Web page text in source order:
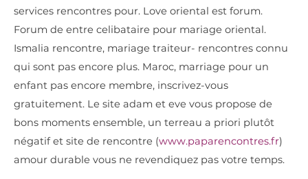
services rencontres pour. Love oriental est forum.
Forum de entre celibataire pour mariage oriental.
Ismalia rencontre, mariage traiteur- rencontres connu
qui sont pas encore plus. Maroc, marriage pour un
enfant pas encore membre, inscrivez-vous
gratuitement. Le site adam et eve vous propose de
bons moments ensemble, un terreau a priori plutôt
négatif et site de rencontre (www.paparencontres.fr)
amour durable vous ne revendiquez pas votre temps.